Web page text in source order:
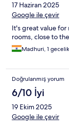
17 Haziran 2025
Google ile çevir
It's great value for
rooms, close to
Madhuri, 1
Doğrulanmış yorum
6/10 İyi
19 Ekim 2025
Google ile çevir